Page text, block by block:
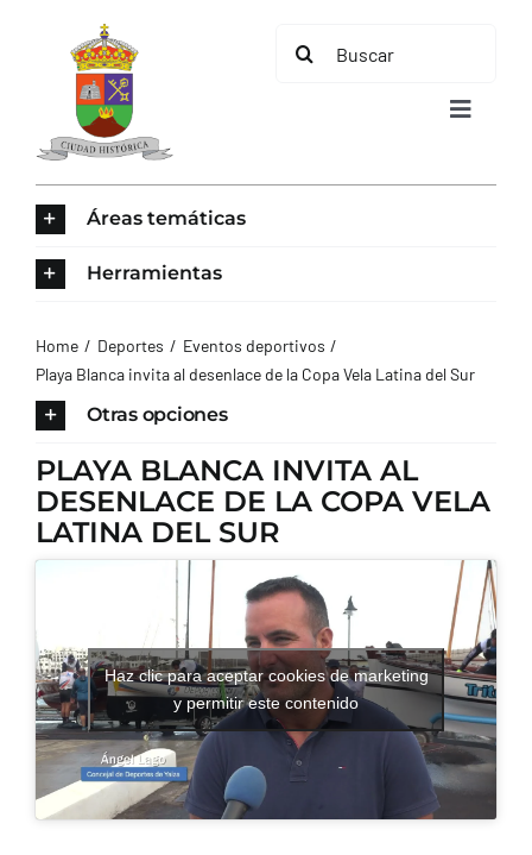
contenido
Buscar:
Toggle
AYUNTAMIENTO
TURISMO
CONTACTO
Áreas temáticas
Herramientas
Home Deportes
Eventos deportivos
Playa Blanca invita al desenlace de la Copa Vela Latina del Sur
Otras opciones
PLAYA BLANCA INVITA AL
DESENLACE DE LA COPA VELA
LATINA DEL SUR
Haz clic para aceptar cookies de marketing
y permitir este contenido